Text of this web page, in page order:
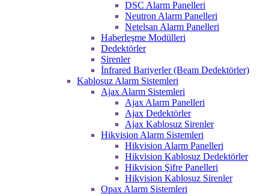
DSC Alarm Panelleri
Neutron Alarm Panelleri
Netelsan Alarm Panelleri
Haberleşme Modülleri
Dedektörler
Sirenler
İnfrared Bariyerler (Beam Dedektörler)
Kablosuz Alarm Sistemleri
Ajax Alarm Sistemleri
Ajax Alarm Panelleri
Ajax Dedektörler
Ajax Kablosuz Sirenler
Hikvision Alarm Sistemleri
Hikvision Alarm Panelleri
Hikvision Kablosuz Dedektörler
Hikvision Şifre Panelleri
Hikvision Kablosuz Sirenler
Opax Alarm Sistemleri